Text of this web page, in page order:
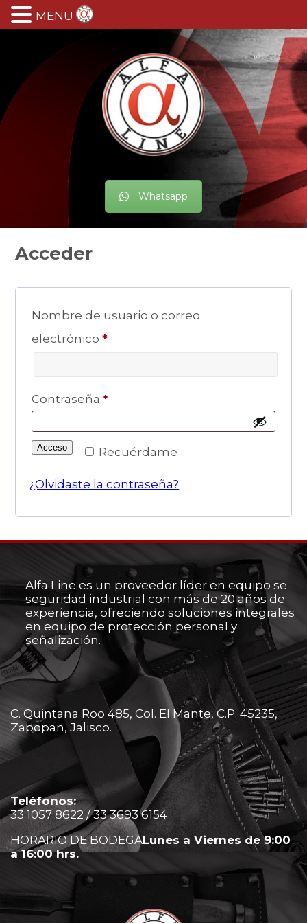
Whatsapp
Acceder
Nombre de usuario o correo
electrónico*Obligatorio
Contraseña*Obligatorio
Recuérdame
Acceso
¿Olvidaste la contraseña?
Alfa Line es un proveedor líder en equipo se
seguridad industrial con más de 20 años de
experiencia, ofreciendo soluciones integrales
en equipo de protección personal y
señalización.
C. Quintana Roo 485, Col. El Mante, C.P. 45235,
Zapopan, Jalisco.
Teléfonos:
33 1057 8622 / 33 3693 6154
HORARIO DE BODEGALunes a Viernes de 9:00
a 16:00 hrs.
MENU